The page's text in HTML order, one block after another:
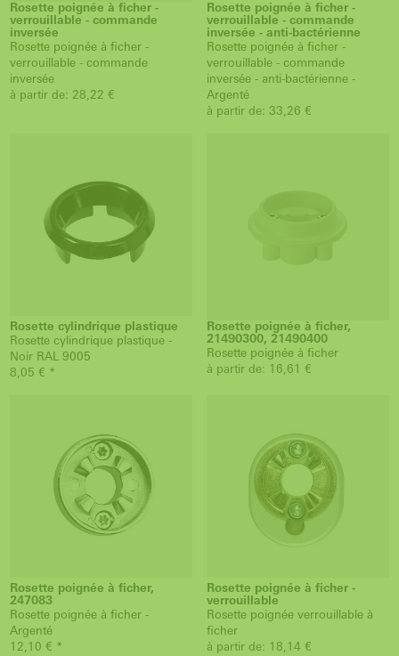
Rosette poignée à ficher -
verrouillable - commande
inversée
Rosette poignée à ficher -
verrouillable - commande
inversée
à partir de: 28,22 €
Rosette poignée à ficher -
verrouillable - commande
inversée - anti-bactérienne
Rosette poignée à ficher -
verrouillable - commande
inversée - anti-bactérienne -
Argenté
à partir de: 33,26 €
Rosette cylindrique plastique
Rosette cylindrique plastique -
Noir RAL 9005
8,05 € *
Rosette poignée à ficher,
21490300, 21490400
Rosette poignée à ficher
à partir de: 16,61 €
Rosette poignée à ficher,
247083
Rosette poignée à ficher -
Argenté
12,10 € *
Rosette poignée à ficher -
verrouillable
Rosette poignée verrouillable à
ficher
à partir de: 18,14 €